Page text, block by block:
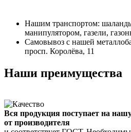
Нашим транспортом:
манипулятором, газели,
Самовывоз с нашей
просп. Королёва, 11
Наши преимущества
Вся продукция поступает на
от производителя